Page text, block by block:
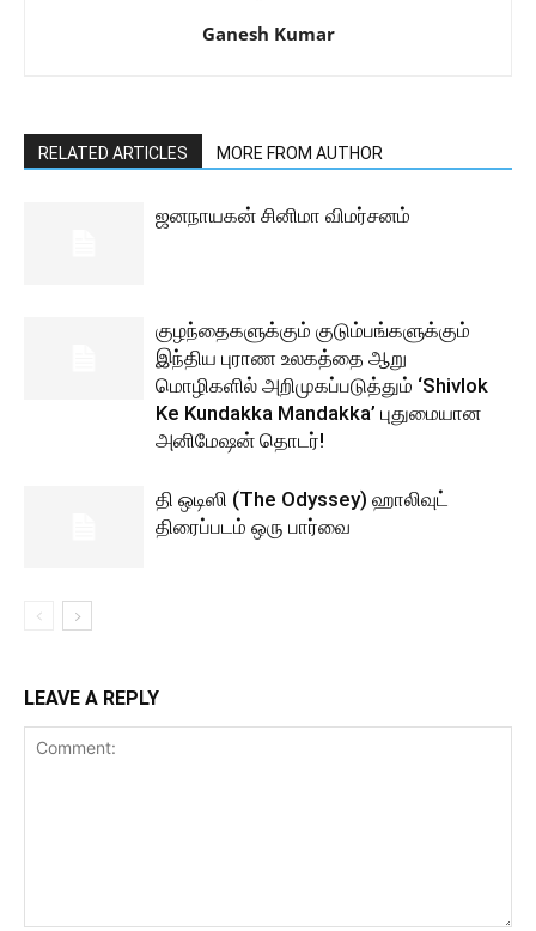
Ganesh Kumar
RELATED ARTICLES MORE FROM AUTHOR
ஜனநாயகன் சினிமா விமர்சனம்
குழந்தைகளுக்கும் குடும்பங்களுக்கும்
இந்திய புராண உலகத்தை ஆறு
மொழிகளில் அறிமுகப்படுத்தும் ‘Shivlok
Ke Kundakka Mandakka’ புதுமையான
அனிமேஷன் தொடர்!
தி ஒடிஸி (The Odyssey) ஹாலிவுட்
திரைப்படம் ஒரு பார்வை
LEAVE A REPLY